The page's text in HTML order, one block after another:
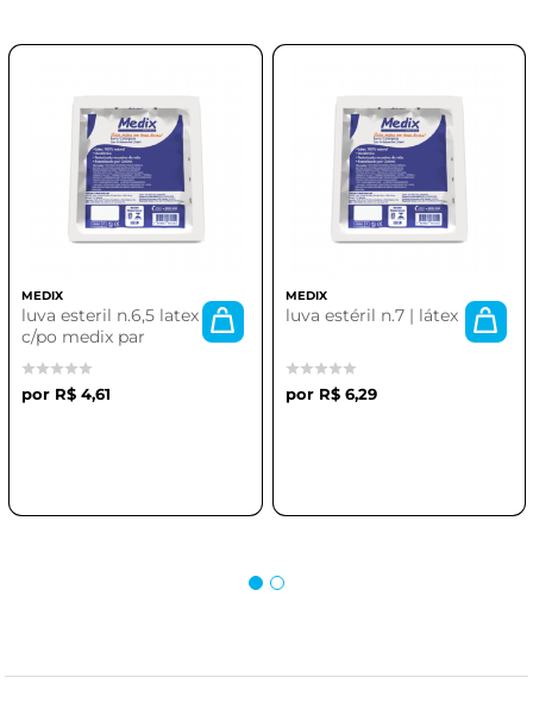
MEDIX
luva esteril n.6,5 latex
c/po medix par
R$ 4,61
MEDIX
luva estéril n.7 | látex
R$ 6,29